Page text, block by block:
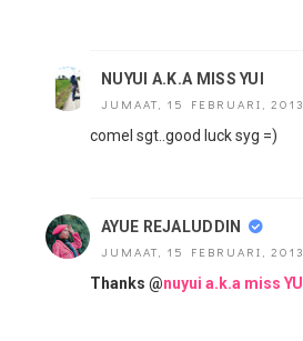
NUYUI A.K.A MISS YUI
JUMAAT, 15 FEBRUARI, 2013
comel sgt..good luck syg =)
AYUE REJALUDDIN
JUMAAT, 15 FEBRUARI, 2013
Thanks @nuyui a.k.a miss YUI